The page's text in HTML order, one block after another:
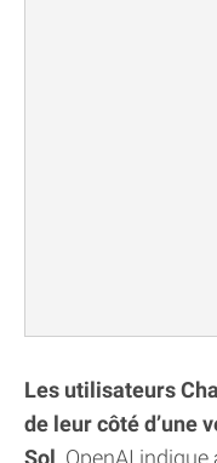
Les utilisateurs
de leur côté d’une